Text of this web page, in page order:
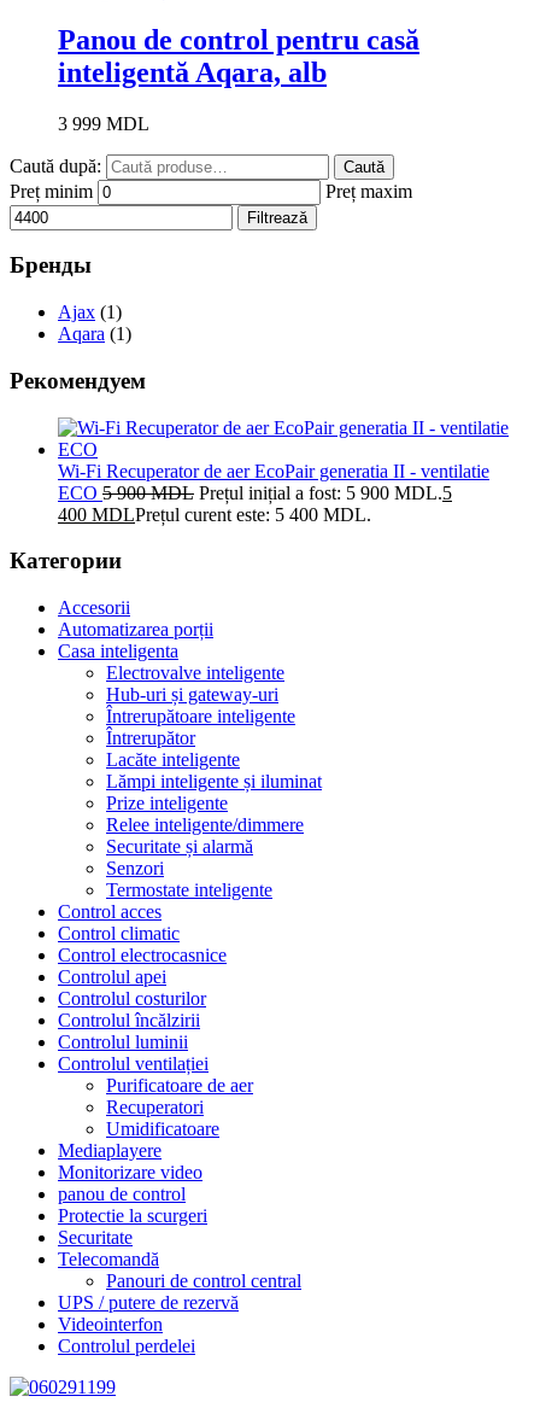
Panou de control pentru casă
inteligentă Aqara, alb
3 999 MDL
Caută după: Caută
Preț minim Preț maxim
Filtrează
Бренды
Ajax (1)
Aqara (1)
Рекомендуем
Wi-Fi Recuperator de aer EcoPair generatia II - ventilatie
ECO 5 900MDL Prețul inițial a fost: 5 900 MDL.5
400 MDLPrețul curent este: 5 400 MDL.
Категории
Accesorii
Automatizarea porții
Casa inteligenta
Electrovalve inteligente
Hub-uri și gateway-uri
Întrerupătoare inteligente
Întrerupător
Lacăte inteligente
Lămpi inteligente și iluminat
Prize inteligente
Relee inteligente/dimmere
Securitate și alarmă
Senzori
Termostate inteligente
Control acces
Control climatic
Control electrocasnice
Controlul apei
Controlul costurilor
Controlul încălzirii
Controlul luminii
Controlul ventilației
Purificatoare de aer
Recuperatori
Umidificatoare
Mediaplayere
Monitorizare video
panou de control
Protectie la scurgeri
Securitate
Telecomandă
Panouri de control central
UPS / putere de rezervă
Videointerfon
Сontrolul perdelei